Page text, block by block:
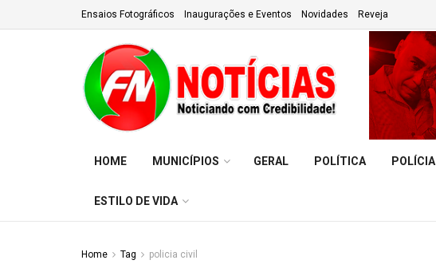
Ensaios Fotográficos Inaugurações e Eventos Novidades Reveja
HOME MUNICÍPIOS GERAL POLÍTICA POLÍCIA
ESTILO DE VIDA
Home Tag policia civil